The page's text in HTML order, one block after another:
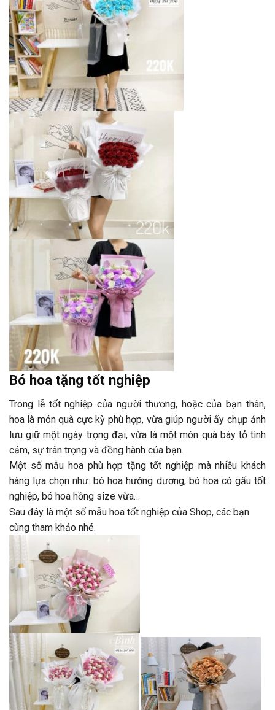
Bó hoa tặng tốt nghiệp
Trong lễ tốt nghiệp của người thương, hoặc của bạn thân,
hoa là món quà cực kỳ phù hợp, vừa giúp người ấy chụp ảnh
lưu giữ một ngày trọng đại, vừa là một món quà bày tỏ tình
cảm, sự trân trọng và đồng hành của bạn.
Một số mẫu hoa phù hợp tặng tốt nghiệp mà nhiều khách
hàng lựa chọn như: bó hoa hướng dương, bó hoa có gấu tốt
nghiệp, bó hoa hồng size vừa…
Sau đây là một số mẫu hoa tốt nghiệp của Shop, các bạn
cùng tham khảo nhé.